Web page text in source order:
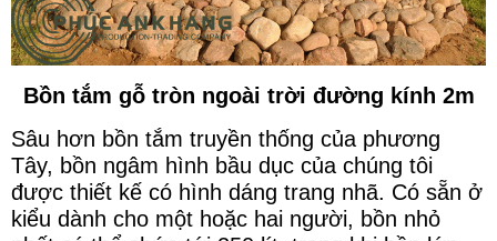
Bồn tắm gỗ tròn ngoài trời đường kính 2m
Sâu hơn bồn tắm truyền thống của phương
Tây, bồn ngâm hình bầu dục của chúng tôi
được thiết kế có hình dáng trang nhã. Có sẵn ở
kiểu dành cho một hoặc hai người, bồn nhỏ